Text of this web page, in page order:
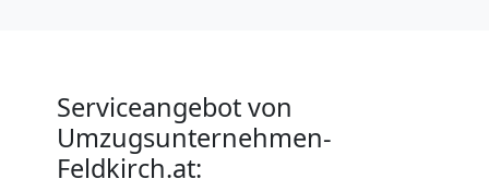
Serviceangebot von
Umzugsunternehmen-
Feldkirch.at: